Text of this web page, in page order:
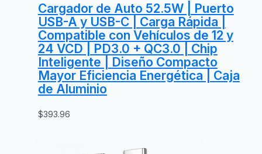
Cargador de Auto 52.5W | Puerto
USB-A y USB-C | Carga Rápida |
Compatible con Vehículos de 12 y
24 VCD | PD3.0 + QC3.0 | Chip
Inteligente | Diseño Compacto
Mayor Eficiencia Energética | Caja
de Aluminio
$393.96